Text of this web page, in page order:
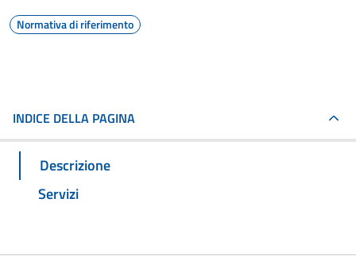
Normativa di riferimento
INDICE DELLA PAGINA
Descrizione
Servizi